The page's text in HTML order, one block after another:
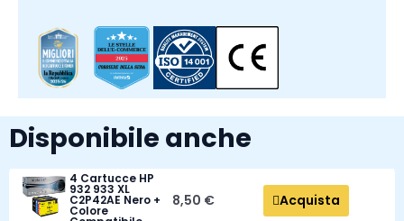
Disponibile anche
4 Cartucce HP
932 933 XL
C2P42AE Nero +
Colore
8,50 € Acquista